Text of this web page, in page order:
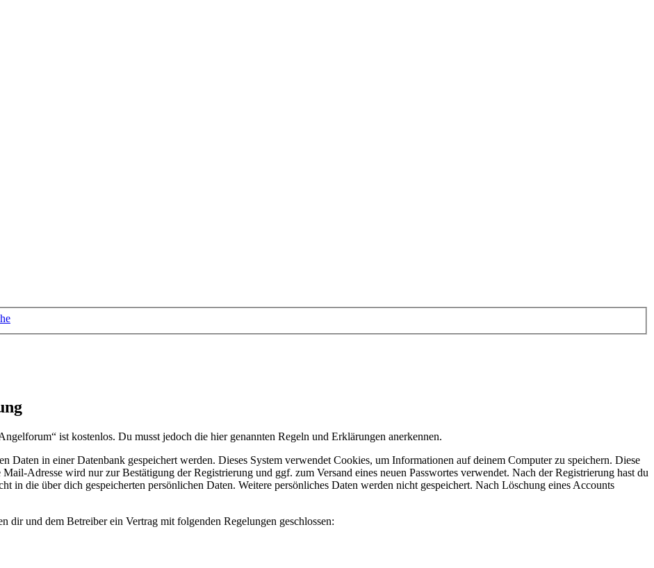
ist kostenlos. Du musst jedoch die hier genannten Regeln und Erklärungen anerkennen.
Daten in einer Datenbank gespeichert werden. Dieses System verwendet Cookies, um Informationen auf deinem Computer zu speichern. Diese
Adresse wird nur zur Bestätigung der Registrierung und ggf. zum Versand eines neuen Passwortes verwendet. Nach der Registrierung hast du
die über dich gespeicherten persönlichen Daten. Weitere persönliches Daten werden nicht gespeichert. Nach Löschung eines Accounts
und dem Betreiber ein Vertrag mit folgenden Regelungen geschlossen: